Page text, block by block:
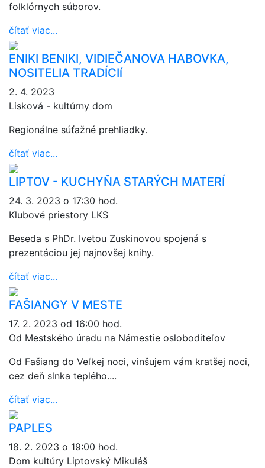
folklórnych súborov.
čítať viac...
ENIKI BENIKI, VIDIEČANOVA HABOVKA,
NOSITELIA TRADÍCIí
2. 4. 2023
Lisková - kultúrny dom
Regionálne súťažné prehliadky.
čítať viac...
LIPTOV - KUCHYŇA STARÝCH MATERÍ
24. 3. 2023 o 17:30 hod.
Klubové priestory LKS
Beseda s PhDr. Ivetou Zuskinovou spojená s
prezentáciou jej najnovšej knihy.
čítať viac...
FAŠIANGY V MESTE
17. 2. 2023 od 16:00 hod.
Od Mestského úradu na Námestie osloboditeľov
Od Fašiang do Veľkej noci, vinšujem vám kratšej noci,
cez deň slnka teplého....
čítať viac...
PAPLES
18. 2. 2023 o 19:00 hod.
Dom kultúry Liptovský Mikuláš